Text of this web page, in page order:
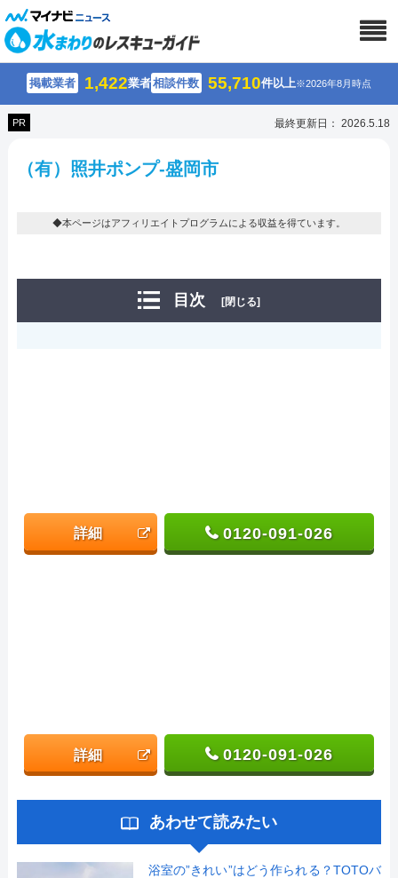
掲載業者 1,422業者相談件数 55,710件以上※2026年8月時点
PR 最終更新日： 2026.5.18
（有）照井ポンプ-盛岡市
◆本ページはアフィリエイトプログラムによる収益を得ています。
目次 [閉じる]
詳細 0120-091-026
詳細 0120-091-026
あわせて読みたい
浴室の”きれい”はどう作られる？TOTOバ